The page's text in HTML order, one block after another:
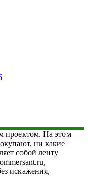
проектом. На этом
ни какие
собой ленту
искажения,